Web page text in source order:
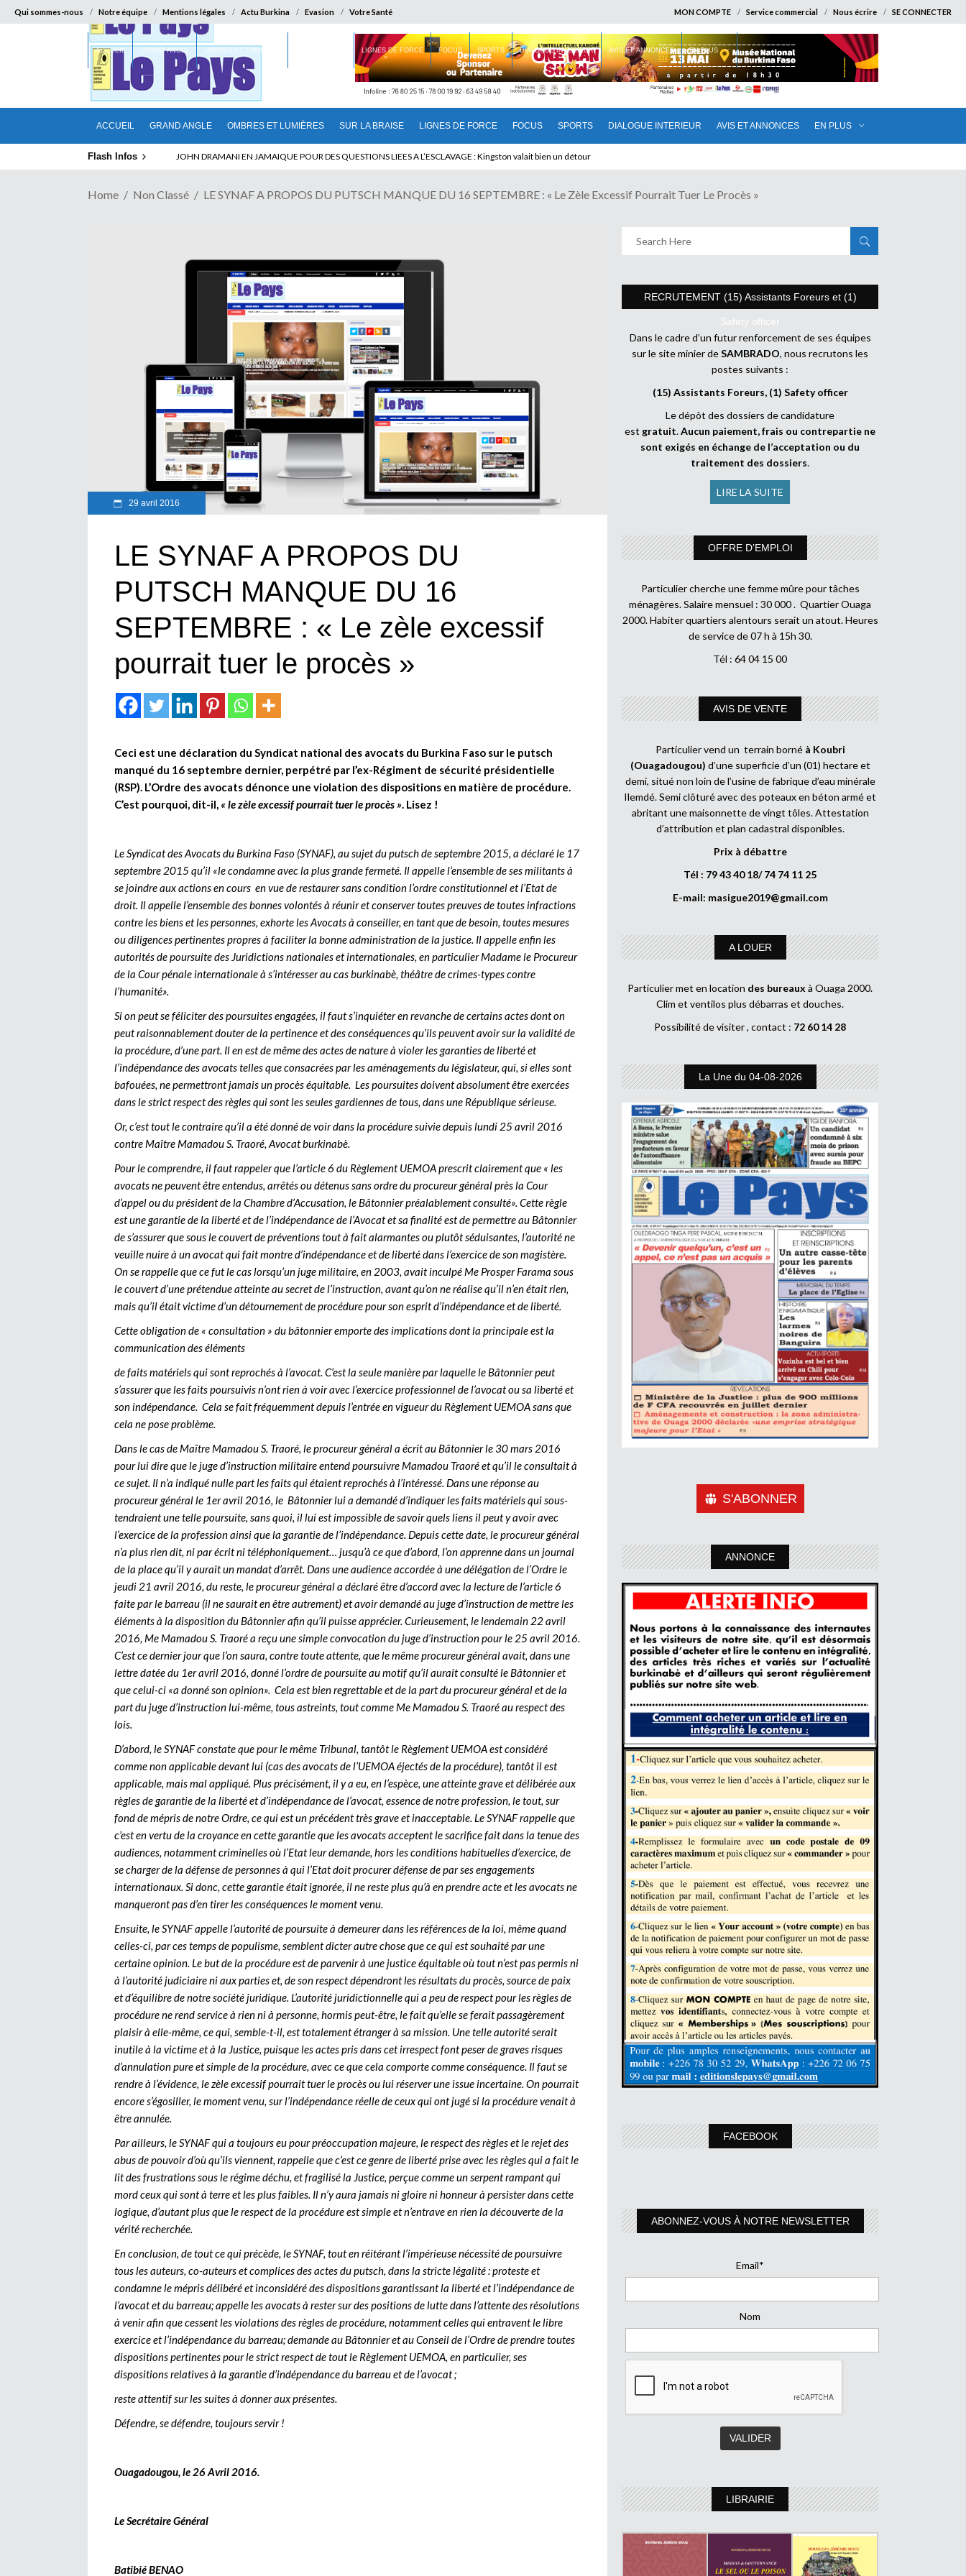
Qui sommes-nous Notre équipe Mentions légales Actu Burkina Evasion Votre Santé MON COMPTE Service commercial Nous écrire SE CONNECTER
ACCUEIL GRAND ANGLE OMBRES ET LUMIÈRES SUR LA BRAISE LIGNES DE FORCE FOCUS SPORTS DIALOGUE INTERIEUR AVIS ET ANNONCES EN PLUS
ACCUEIL GRAND ANGLE OMBRES ET LUMIÈRES LIGNES DE FORCE FOCUS SPORTS DIALOGUE INTERIEUR AVIS ET ANNONCES EN PLUS
Flash Infos JOHN DRAMANI EN JAMAIQUE POUR DES QUESTIONS LIEES A L’ESCLAVAGE : Kingston valait bien un détour
Home Non Classé LE SYNAF A PROPOS DU PUTSCH MANQUE DU 16 SEPTEMBRE : « Le Zèle Excessif Pourrait Tuer Le Procès »
29 avril 2016
LE SYNAF A PROPOS DU
PUTSCH MANQUE DU 16
SEPTEMBRE : « Le zèle excessif
pourrait tuer le procès »
Ceci est une déclaration du Syndicat national des avocats du Burkina Faso sur le putsch
manqué du 16 septembre dernier, perpétré par l’ex-Régiment de sécurité présidentielle
(RSP). L’Ordre des avocats dénonce une violation des dispositions en matière de procédure.
C’est pourquoi, dit-il, « le zèle excessif pourrait tuer le procès » . Lisez !
Le Syndicat des Avocats du Burkina Faso (SYNAF), au sujet du putsch de septembre 2015, a déclaré le 17
septembre 2015 qu’il «le condamne avec la plus grande fermeté. Il appelle l’ensemble de ses militants à
se joindre aux actions en cours en vue de restaurer sans condition l’ordre constitutionnel et l’Etat de
droit. Il appelle l’ensemble des bonnes volontés à réunir et conserver toutes preuves de toutes infractions
contre les biens et les personnes, exhorte les Avocats à conseiller, en tant que de besoin, toutes mesures
ou diligences pertinentes propres à faciliter la bonne administration de la justice. Il appelle enfin les
autorités de poursuite des Juridictions nationales et internationales, en particulier Madame le Procureur
de la Cour pénale internationale à s’intéresser au cas burkinabè, théâtre de crimes-types contre
l’humanité».
Si on peut se féliciter des poursuites engagées, il faut s’inquiéter en revanche de certains actes dont on
peut raisonnablement douter de la pertinence et des conséquences qu’ils peuvent avoir sur la validité de
la procédure, d’une part. Il en est de même des actes de nature à violer les garanties de liberté et
l’indépendance des avocats telles que consacrées par les aménagements du législateur, qui, si elles sont
bafouées, ne permettront jamais un procès équitable. Les poursuites doivent absolument être exercées
dans le strict respect des règles qui sont les seules gardiennes de tous, dans une République sérieuse.
Or, c’est tout le contraire qu’il a été donné de voir dans la procédure suivie depuis lundi 25 avril 2016
contre Maître Mamadou S. Traoré, Avocat burkinabè.
Pour le comprendre, il faut rappeler que l’article 6 du Règlement UEMOA prescrit clairement que « les
avocats ne peuvent être entendus, arrêtés ou détenus sans ordre du procureur général près la Cour
d’appel ou du président de la Chambre d’Accusation, le Bâtonnier préalablement consulté». Cette règle
est une garantie de la liberté et de l’indépendance de l’Avocat et sa finalité est de permettre au Bâtonnier
de s’assurer que sous le couvert de préventions tout à fait alarmantes ou plutôt séduisantes, l’autorité ne
veuille nuire à un avocat qui fait montre d’indépendance et de liberté dans l’exercice de son magistère.
On se rappelle que ce fut le cas lorsqu’un juge militaire, en 2003, avait inculpé Me Prosper Farama sous
le couvert d’une prétendue atteinte au secret de l’instruction, avant qu’on ne réalise qu’il n’en était rien,
mais qu’il était victime d’un détournement de procédure pour son esprit d’indépendance et de liberté.
Cette obligation de « consultation » du bâtonnier emporte des implications dont la principale est la
communication des éléments
de faits matériels qui sont reprochés à l’avocat. C’est la seule manière par laquelle le Bâtonnier peut
s’assurer que les faits poursuivis n’ont rien à voir avec l’exercice professionnel de l’avocat ou sa liberté et
son indépendance. Cela se fait fréquemment depuis l’entrée en vigueur du Règlement UEMOA sans que
cela ne pose problème.
Dans le cas de Maître Mamadou S. Traoré, le procureur général a écrit au Bâtonnier le 30 mars 2016
pour lui dire que le juge d’instruction militaire entend poursuivre Mamadou Traoré et qu’il le consultait à
ce sujet. Il n’a indiqué nulle part les faits qui étaient reprochés à l’intéressé. Dans une réponse au
procureur général le 1er avril 2016, le Bâtonnier lui a demandé d’indiquer les faits matériels qui sous-
tendraient une telle poursuite, sans quoi, il lui est impossible de savoir quels liens il peut y avoir avec
l’exercice de la profession ainsi que la garantie de l’indépendance. Depuis cette date, le procureur général
n’a plus rien dit, ni par écrit ni téléphoniquement… jusqu’à ce que d’abord, l’on apprenne dans un journal
de la place qu’il y aurait un mandat d’arrêt. Dans une audience accordée à une délégation de l’Ordre le
jeudi 21 avril 2016, du reste, le procureur général a déclaré être d’accord avec la lecture de l’article 6
faite par le barreau (il ne saurait en être autrement) et avoir demandé au juge d’instruction de mettre les
éléments à la disposition du Bâtonnier afin qu’il puisse apprécier. Curieusement, le lendemain 22 avril
2016, Me Mamadou S. Traoré a reçu une simple convocation du juge d’instruction pour le 25 avril 2016.
C’est ce dernier jour que l’on saura, contre toute attente, que le même procureur général avait, dans une
lettre datée du 1er avril 2016, donné l’ordre de poursuite au motif qu’il aurait consulté le Bâtonnier et
que celui-ci «a donné son opinion». Cela est bien regrettable et de la part du procureur général et de la
part du juge d’instruction lui-même, tous astreints, tout comme Me Mamadou S. Traoré au respect des
lois.
D’abord, le SYNAF constate que pour le même Tribunal, tantôt le Règlement UEMOA est considéré
comme non applicable devant lui (cas des avocats de l’UEMOA éjectés de la procédure), tantôt il est
applicable, mais mal appliqué. Plus précisément, il y a eu, en l’espèce, une atteinte grave et délibérée aux
règles de garantie de la liberté et d’indépendance de l’avocat, essence de notre profession, le tout, sur
fond de mépris de notre Ordre, ce qui est un précédent très grave et inacceptable. Le SYNAF rappelle que
c’est en vertu de la croyance en cette garantie que les avocats acceptent le sacrifice fait dans la tenue des
audiences, notamment criminelles où l’Etat leur demande, hors les conditions habituelles d’exercice, de
se charger de la défense de personnes à qui l’Etat doit procurer défense de par ses engagements
internationaux. Si donc, cette garantie était ignorée, il ne reste plus qu’à en prendre acte et les avocats ne
manqueront pas d’en tirer les conséquences le moment venu.
Ensuite, le SYNAF appelle l’autorité de poursuite à demeurer dans les références de la loi, même quand
celles-ci, par ces temps de populisme, semblent dicter autre chose que ce qui est souhaité par une
certaine opinion. Le but de la procédure est de parvenir à une justice équitable où tout n’est pas permis ni
à l’autorité judiciaire ni aux parties et, de son respect dépendront les résultats du procès, source de paix
et d’équilibre de notre société juridique. L’autorité juridictionnelle qui a peu de respect pour les règles de
procédure ne rend service à rien ni à personne, hormis peut-être, le fait qu’elle se ferait passagèrement
plaisir à elle-même, ce qui, semble-t-il, est totalement étranger à sa mission. Une telle autorité serait
inutile à la victime et à la Justice, puisque les actes pris dans cet irrespect font peser de graves risques
d’annulation pure et simple de la procédure, avec ce que cela comporte comme conséquence. Il faut se
rendre à l’évidence, le zèle excessif pourrait tuer le procès ou lui réserver une issue incertaine. On pourrait
encore s’égosiller, le moment venu, sur l’indépendance réelle de ceux qui ont jugé si la procédure venait à
être annulée.
Par ailleurs, le SYNAF qui a toujours eu pour préoccupation majeure, le respect des règles et le rejet des
abus de pouvoir d’où qu’ils viennent, rappelle que c’est ce genre de liberté prise avec les règles qui a fait le
lit des frustrations sous le régime déchu, et fragilisé la Justice, perçue comme un serpent rampant qui
mord ceux qui sont à terre et les plus faibles. Il n’y aura jamais ni gloire ni honneur à persister dans cette
logique, d’autant plus que le respect de la procédure est simple et n’entrave en rien la découverte de la
vérité recherchée.
En conclusion, de tout ce qui précède, le SYNAF, tout en réitérant l’impérieuse nécessité de poursuivre
tous les auteurs, co-auteurs et complices des actes du putsch, dans la stricte légalité : proteste et
condamne le mépris délibéré et inconsidéré des dispositions garantissant la liberté et l’indépendance de
l’avocat et du barreau; appelle les avocats à rester sur des positions de lutte dans l’attente des résolutions
à venir afin que cessent les violations des règles de procédure, notamment celles qui entravent le libre
exercice et l’indépendance du barreau; demande au Bâtonnier et au Conseil de l’Ordre de prendre toutes
dispositions pertinentes pour le strict respect de tout le Règlement UEMOA, en particulier, ses
dispositions relatives à la garantie d’indépendance du barreau et de l’avocat ;
reste attentif sur les suites à donner aux présentes.
Défendre, se défendre, toujours servir !
Ouagadougou, le 26 Avril 2016.
Le Secrétaire Général
Batibié BENAO
RECRUTEMENT (15) Assistants Foreurs et (1)
Safety officer
Dans le cadre d’un futur renforcement de ses équipes
sur le site minier deSAMBRADO, nous recrutons les
postes suivants :
(15) Assistants Foreurs, (1) Safety officer
Le dépôt des dossiers de candidature
est gratuit.Aucun paiement, frais ou contrepartie ne
sont exigés en échange de l’acceptation ou du
traitement des dossiers.
LIRE LA SUITE
OFFRE D’EMPLOI
Particulier cherche une femme mûre pour tâches
ménagères. Salaire mensuel : 30 000 . Quartier Ouaga
2000. Habiter quartiers alentours serait un atout. Heures
de service de 07 h à 15h 30.
Tél : 64 04 15 00
AVIS DE VENTE
Particulier vend un terrain borné à Koubri
(Ouagadougou) d’une superficie d’un (01) hectare et
demi, situé non loin de l’usine de fabrique d’eau minérale
Ilemdé. Semi clôturé avec des poteaux en béton armé et
abritant une maisonnette de vingt tôles. Attestation
d’attribution et plan cadastral disponibles.
Prix à débattre
Tél : 79 43 40 18/ 74 74 11 25
E-mail: masigue2019@gmail.com
A LOUER
Particulier met en location des bureaux à Ouaga 2000.
Clim et ventilos plus débarras et douches.
Possibilité de visiter , contact : 72 60 14 28
La Une du 04-08-2026
S'ABONNER
ANNONCE
FACEBOOK
ABONNEZ-VOUS À NOTRE NEWSLETTER
Email*
Nom
LIBRAIRIE